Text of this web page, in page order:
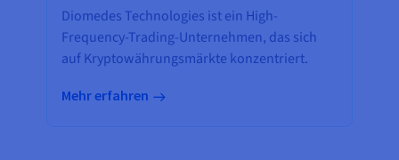
Diomedes Technologies ist ein High-
Frequency-Trading-Unternehmen, das sich
auf Kryptowährungsmärkte konzentriert.
Mehr erfahren